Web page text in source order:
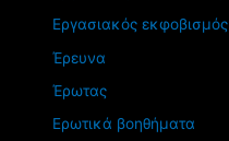
Εργασιακός εκφοβισμός
Έρευνα
Έρωτας
Ερωτικά βοηθήματα